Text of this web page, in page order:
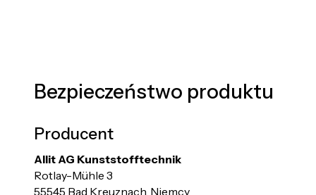
Bezpieczeństwo produktu
Producent
Allit AG Kunststofftechnik
Rotlay-Mühle 3
55545 Bad Kreuznach, Niemcy